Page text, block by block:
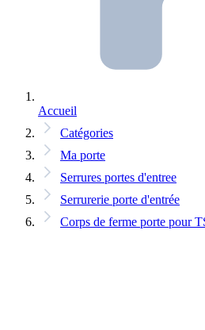
Accueil
Catégories
Ma porte
Serrures portes d'entree
Serrurerie porte d'entrée
Corps de ferme porte pour